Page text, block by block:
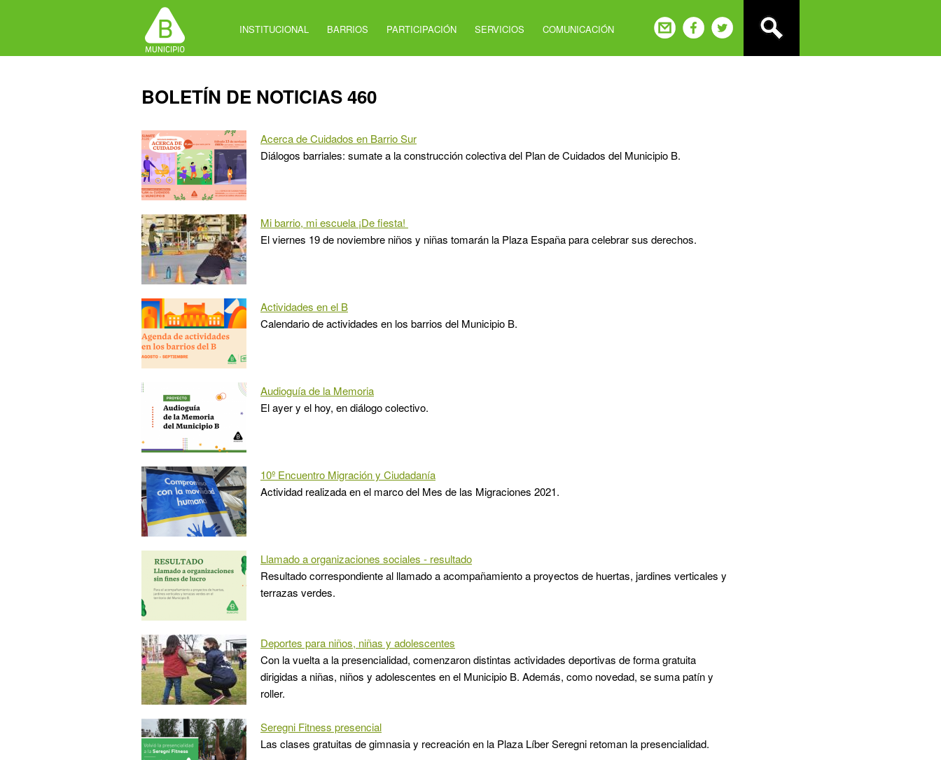
INSTITUCIONAL BARRIOS PARTICIPACIÓN SERVICIOS COMUNICACIÓN
Back
to
BOLETÍN DE NOTICIAS 460
Acerca de Cuidados en Barrio Sur
Diálogos barriales: sumate a la construcción colectiva del Plan de Cuidados del Municipio B.
Mi barrio, mi escuela ¡De fiesta!
El viernes 19 de noviembre niños y niñas tomarán la Plaza España para celebrar sus derechos.
Actividades en el B
Calendario de actividades en los barrios del Municipio B.
Audioguía de la Memoria
El ayer y el hoy, en diálogo colectivo.
10º Encuentro Migración y Ciudadanía
Actividad realizada en el marco del Mes de las Migraciones 2021.
Llamado a organizaciones sociales - resultado
Resultado correspondiente al llamado a acompañamiento a proyectos de huertas, jardines verticales y
terrazas verdes.
Deportes para niños, niñas y adolescentes
Con la vuelta a la presencialidad, comenzaron distintas actividades deportivas de forma gratuita
dirigidas a niñas, niños y adolescentes en el Municipio B. Además, como novedad, se suma patín y
roller.
Seregni Fitness presencial
Las clases gratuitas de gimnasia y recreación en la Plaza Líber Seregni retoman la presencialidad.